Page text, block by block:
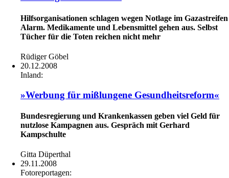
Hilfsorganisationen schlagen wegen Notlage im Gazastreifen
Alarm. Medikamente und Lebensmittel gehen aus. Selbst
Tücher für die Toten reichen nicht mehr
Rüdiger Göbel
20.12.2008
Inland:
»Werbung für mißlungene Gesundheitsreform«
Bundesregierung und Krankenkassen geben viel Geld für
nutzlose Kampagnen aus. Gespräch mit Gerhard
Kampschulte
Gitta Düperthal
29.11.2008
Fotoreportagen: